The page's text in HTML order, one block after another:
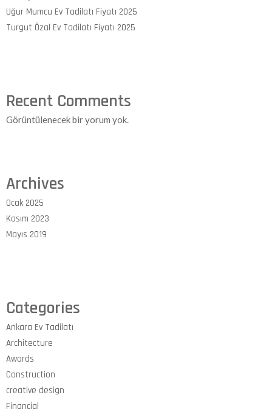
Uğur Mumcu Ev Tadilatı Fiyatı 2025
Turgut Özal Ev Tadilatı Fiyatı 2025
Recent Comments
Görüntülenecek bir yorum yok.
Archives
Ocak 2025
Kasım 2023
Mayıs 2019
Categories
Ankara Ev Tadilatı
Architecture
Awards
Construction
creative design
Financial